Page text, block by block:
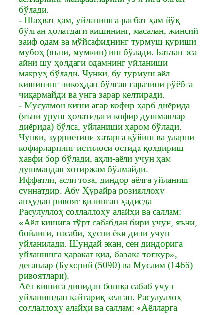
бўлади.
- Шаҳват ҳам, уйланишга рағбат ҳам йўқ
бўлган ҳолатдаги кишининг, масалан, жинсий
заиф одам ва мўйсафиднинг турмуш қуриши
мубоҳ (яъни, мумкин) иш бўлади. Баъзан эса
айни шу ҳолдаги одамнинг уйланиши
макруҳ бўлади. Чунки, бу турмуш аёл
кишининг никоҳдан бўлган ғаразини рўёбга
чиқармайди ва унга зарар келтиради.
- Мусулмон киши агар кофир ҳарб диёрида
(яъни уруш ҳолатидаги кофир душманлар
диёрида) бўлса, уйланиши ҳаром бўлади.
Чунки, зурриётини хатарга қўйиш ва уларни
кофирларнинг истилоси остида қолдириш
хавфи бор бўлади, аҳли-аёли учун ҳам
душмандан хотиржам бўлмайди.
Иффатли, асли тоза, диндор аёлга уйланиш
суннатдир. Абу Ҳурайра розияллоҳу
анҳудан ривоят қилинган ҳадисда
Расулуллоҳ соллаллоҳу алайҳи ва саллам:
«Aёл кишигa тўрт сaбaбдан бири учун, яъни,
бoйлиги, нaсaби, ҳусни ёки дини учун
уйлaнилaди. Шундaй экaн, сeн диндoригa
уйлaнишгa ҳaрaкaт қил, барака топкур»,
дeганлар (Бухорий (5090) ва Муслим (1466)
ривоятлари).
Аёл кишига динидан бошқа сабаб учун
уйланишдан қайтариқ келган. Расулуллоҳ
соллаллоҳу алайҳи ва саллам: «Аёлларга